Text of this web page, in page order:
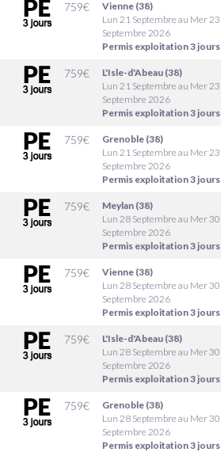
759€
Vienne (38)
Lun 21 Septembre au Mer 23
Septembre 2026
Permis exploitation 3 jours
759€
L'Isle-d'Abeau (38)
Lun 21 Septembre au Mer 23
Septembre 2026
Permis exploitation 3 jours
759€
Grenoble (38)
Lun 21 Septembre au Mer 23
Septembre 2026
Permis exploitation 3 jours
759€
Meylan (38)
Lun 28 Septembre au Mer 30
Septembre 2026
Permis exploitation 3 jours
759€
Vienne (38)
Lun 28 Septembre au Mer 30
Septembre 2026
Permis exploitation 3 jours
759€
L'Isle-d'Abeau (38)
Lun 28 Septembre au Mer 30
Septembre 2026
Permis exploitation 3 jours
759€
Grenoble (38)
Lun 28 Septembre au Mer 30
Septembre 2026
Permis exploitation 3 jours